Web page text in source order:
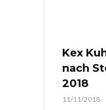
Kex
nach
2018
11/11/2018